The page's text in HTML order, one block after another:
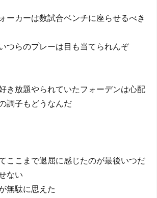
ーカーは数試合ベンチに座らせるべき
つらのプレーは目も当てられんぞ
き放題やられていたフォーデンは心配
調子もどうなんだ
ここまで退屈に感じたのが最後いつだ
ない
無駄に思えた